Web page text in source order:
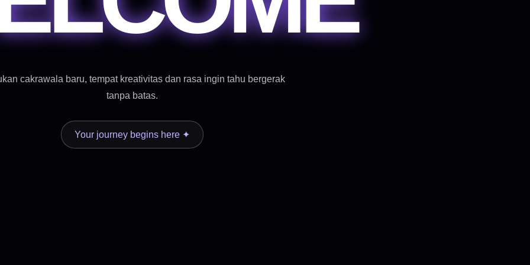
cakrawala baru, tempat kreativitas dan rasa ingin tahu bergerak
tanpa batas.
Your journey begins here ✦